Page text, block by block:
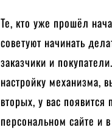
Те, кто уже прошёл
советуют начинать
заказчики и
настройку механизма,
вторых, у вас
персональном сайте и